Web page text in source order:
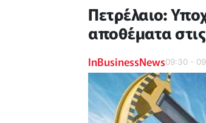
Πετρέλαιο:
αποθέματα
InBusinessNews09:30 -